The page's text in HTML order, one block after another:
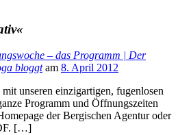
– das Programm | Der
bloggt am 8. April 2012
unseren einzigartigen, fugenlosen
Programm und Öffnungszeiten
der Bergischen Agentur oder
[…]